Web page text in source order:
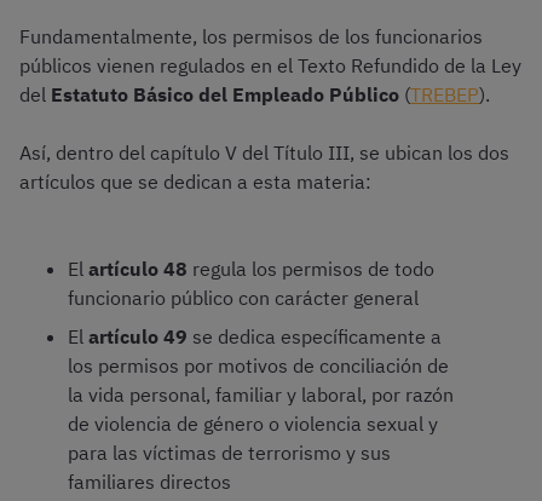
Fundamentalmente, los permisos de los funcionarios
públicos vienen regulados en el Texto Refundido de la Ley
del Estatuto Básico del Empleado Público (TREBEP).
Así, dentro del capítulo V del Título III, se ubican los dos
artículos que se dedican a esta materia:
El artículo 48 regula los permisos de todo
funcionario público con carácter general
El artículo 49 se dedica específicamente a
los permisos por motivos de conciliación de
la vida personal, familiar y laboral, por razón
de violencia de género o violencia sexual y
para las víctimas de terrorismo y sus
familiares directos